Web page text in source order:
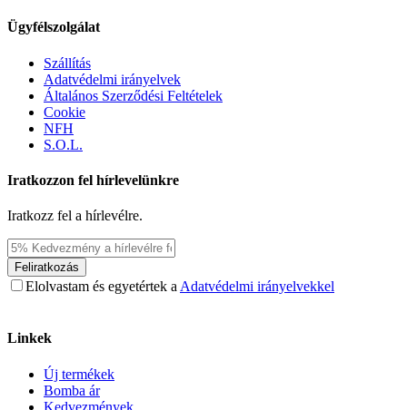
Ügyfélszolgálat
Szállítás
Adatvédelmi irányelvek
Általános Szerződési Feltételek
Cookie
NFH
S.O.L.
Iratkozzon fel hírlevelünkre
Iratkozz fel a hírlevélre.
Feliratkozás
Elolvastam és egyetértek a Adatvédelmi irányelvekkel
Linkek
Új termékek
Bomba ár
Kedvezmények